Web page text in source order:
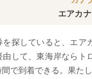
エアカ
を探していると、エ
由して、東海岸なら
で到着できる。果た